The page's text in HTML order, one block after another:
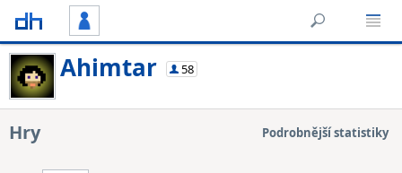
Ahimtar 58
Hry Podrobnější statistiky